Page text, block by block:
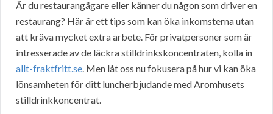
Är du restaurangägare eller känner du någon som driver en
restaurang? Här är ett tips som kan öka inkomsterna utan
att kräva mycket extra arbete. För privatpersoner som är
intresserade av de läckra stilldrinkskoncentraten, kolla in
allt-fraktfritt.se. Men låt oss nu fokusera på hur vi kan öka
lönsamheten för ditt luncherbjudande med Aromhusets
stilldrinkkoncentrat.